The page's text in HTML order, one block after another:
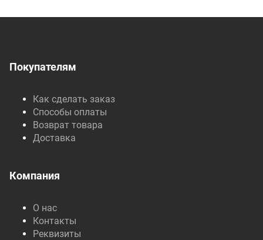
Покупателям
Как сделать заказ
Способы оплаты
Возврат товара
Доставка
Компания
О нас
Контакты
Реквизиты